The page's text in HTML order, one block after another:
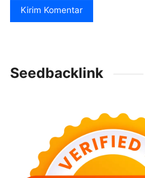
Seedbacklink